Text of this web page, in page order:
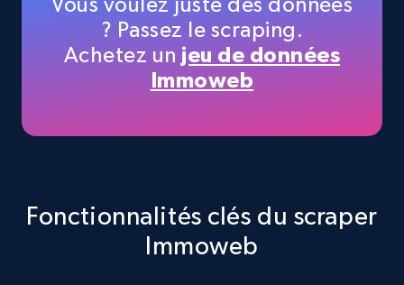
35.3K+ 5.7K+ Essai gratuit
more.
? Passez le scraping.
Achetez un jeu de données
Immoweb
Fonctionnalités clés du scraper
Immoweb